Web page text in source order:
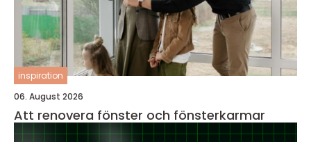
inspiration
06. August 2026
Att renovera fönster och fönsterkarmar